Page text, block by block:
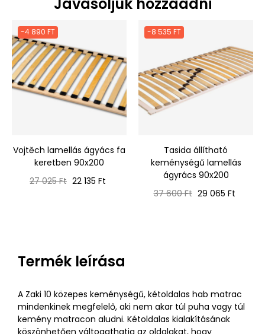
-4 890 FT
Vojtěch lamellás ágyács fa
keretben 90x200
Normál
27 025 Ft Ár
22 135 Ft
-8 535 FT
Tasida állítható
keménységű lamellás
ágyrács 90x200
Normál
37 600 Ft Ár
29 065 Ft
Termék leírása
A Zaki 10 közepes keménységű, kétoldalas hab matrac
mindenkinek megfelelő, aki nem akar túl puha vagy túl
kemény matracon aludni. Kétoldalas kialakításának
köszönhetően váltogathatja az oldalakat, hogy